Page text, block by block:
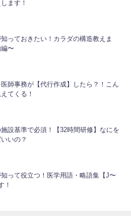
ます！
っておきたい！カラダの構造教えま
〜
医師事務が【代行作成】したら？！こん
てくる！
施設基準で必須！【32時間研修】なにを
いの？
知って役立つ！医学用語・略語集【J〜
！